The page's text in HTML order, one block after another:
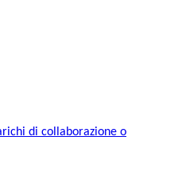
di collaborazione o